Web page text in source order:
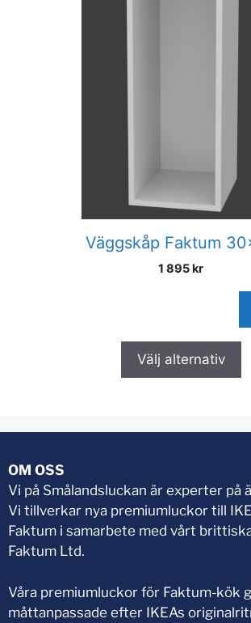
Väggskåp Faktum
1 895kr
Välj alternativ
OM OSS
Vi på Smålandsluckan är experter på
Vi tillverkar nya premiumluckor till
Faktum i samarbete med vårt
Faktum Ltd.
Våra premiumluckor för Faktum-kök
måttanpassade efter IKEAs